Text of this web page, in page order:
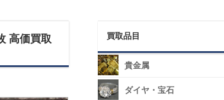
高価買取
買取品目
貴金属
ダイヤ・宝石